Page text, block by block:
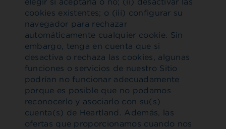
cookies existentes; o (iii) configurar su
navegador para rechazar
automáticamente cualquier cookie. Sin
embargo, tenga en cuenta que si
desactiva o rechaza las cookies, algunas
funciones o servicios de nuestro Sitio
podrían no funcionar adecuadamente
porque es posible que no podamos
reconocerlo y asociarlo con su(s)
cuenta(s) de Heartland. Además, las
ofertas que proporcionamos cuando nos